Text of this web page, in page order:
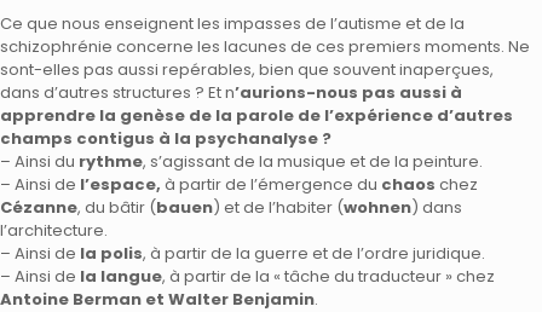
Ce que nous enseignent les impasses de l’autisme et de la
schizophrénie concerne les lacunes de ces premiers moments. Ne
sont-elles pas aussi repérables, bien que souvent inaperçues,
dans d’autres structures ? Et n’aurions-nous pas aussi à
apprendre la genèse de la parole de l’expérience d’autres
champs contigus à la psychanalyse ?
– Ainsi du rythme, s’agissant de la musique et de la peinture.
– Ainsi de l’espace, à partir de l’émergence du chaos chez
Cézanne, du bâtir (bauen) et de l’habiter (wohnen) dans
l’architecture.
– Ainsi de la polis, à partir de la guerre et de l’ordre juridique.
– Ainsi de la langue, à partir de la « tâche du traducteur » chez
Antoine Berman et Walter Benjamin.